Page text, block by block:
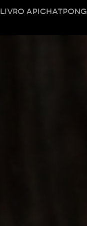
LIVRO APICHATPONG